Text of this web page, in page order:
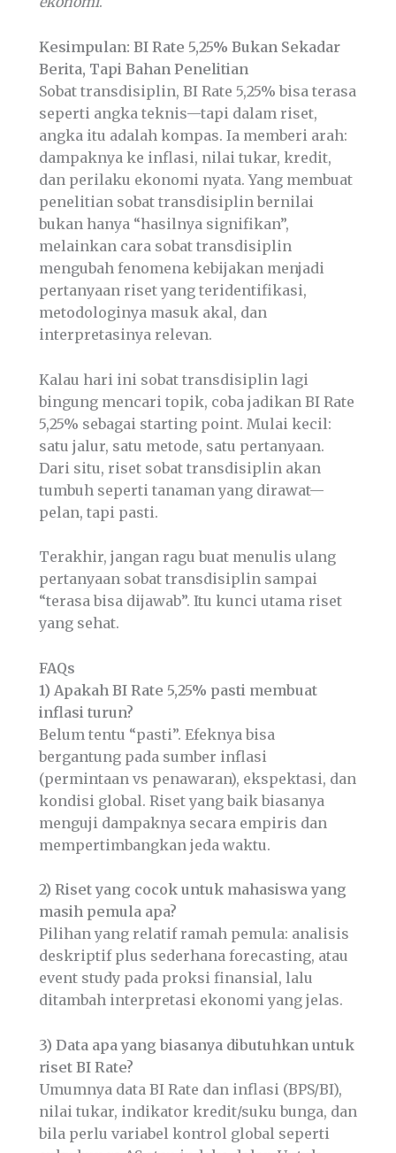
Kesimpulan: BI Rate 5,25% Bukan Sekadar
Berita, Tapi Bahan Penelitian
Sobat transdisiplin, BI Rate 5,25% bisa terasa
seperti angka teknis—tapi dalam riset,
angka itu adalah kompas. Ia memberi arah:
dampaknya ke inflasi, nilai tukar, kredit,
dan perilaku ekonomi nyata. Yang membuat
penelitian sobat transdisiplin bernilai
bukan hanya “hasilnya signifikan”,
melainkan cara sobat transdisiplin
mengubah fenomena kebijakan menjadi
pertanyaan riset yang teridentifikasi,
metodologinya masuk akal, dan
interpretasinya relevan.
Kalau hari ini sobat transdisiplin lagi
bingung mencari topik, coba jadikan BI Rate
5,25% sebagai starting point. Mulai kecil:
satu jalur, satu metode, satu pertanyaan.
Dari situ, riset sobat transdisiplin akan
tumbuh seperti tanaman yang dirawat—
pelan, tapi pasti.
Terakhir, jangan ragu buat menulis ulang
pertanyaan sobat transdisiplin sampai
“terasa bisa dijawab”. Itu kunci utama riset
yang sehat.
FAQs
1) Apakah BI Rate 5,25% pasti membuat
inflasi turun?
Belum tentu “pasti”. Efeknya bisa
bergantung pada sumber inflasi
(permintaan vs penawaran), ekspektasi, dan
kondisi global. Riset yang baik biasanya
menguji dampaknya secara empiris dan
mempertimbangkan jeda waktu.
2) Riset yang cocok untuk mahasiswa yang
masih pemula apa?
Pilihan yang relatif ramah pemula: analisis
deskriptif plus sederhana forecasting, atau
event study pada proksi finansial, lalu
ditambah interpretasi ekonomi yang jelas.
3) Data apa yang biasanya dibutuhkan untuk
riset BI Rate?
Umumnya data BI Rate dan inflasi (BPS/BI),
nilai tukar, indikator kredit/suku bunga, dan
bila perlu variabel kontrol global seperti